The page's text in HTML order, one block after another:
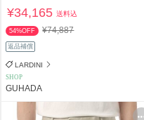
¥34,165送料込
54%OFF ¥74,887
返品補償
LARDINI
SHOP
GUHADA